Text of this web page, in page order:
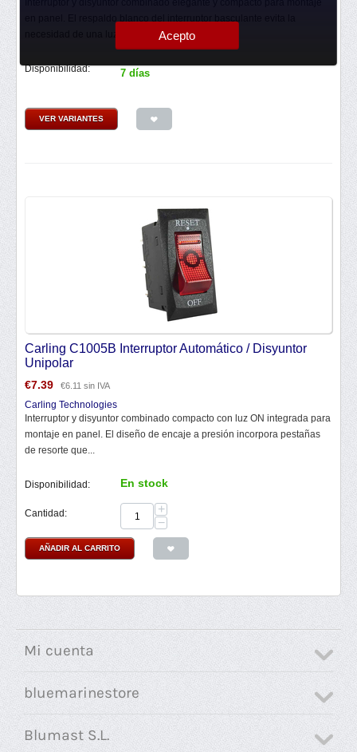
Disponibilidad: 7 días
VER VARIANTES
Carling C1005B Interruptor Automático / Disyuntor
Unipolar
€7.39 €6.11 sin IVA
Carling Technologies
Interruptor y disyuntor combinado compacto con luz ON integrada para
montaje en panel. El diseño de encaje a presión incorpora pestañas
de resorte que...
Disponibilidad: En stock
Cantidad:
+
−
AÑADIR AL CARRITO
Mi cuenta
bluemarinestore
Blumast S.L.
Acepto